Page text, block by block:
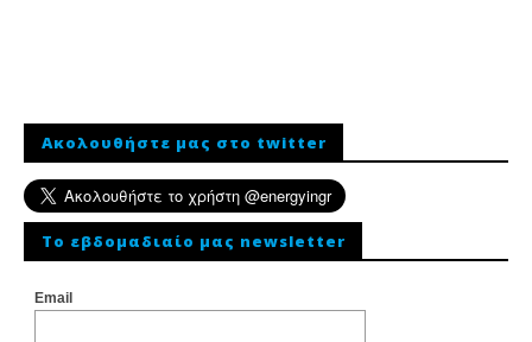
Ακολουθήστε μας στο twitter
To εβδομαδιαίο μας newsletter
Email